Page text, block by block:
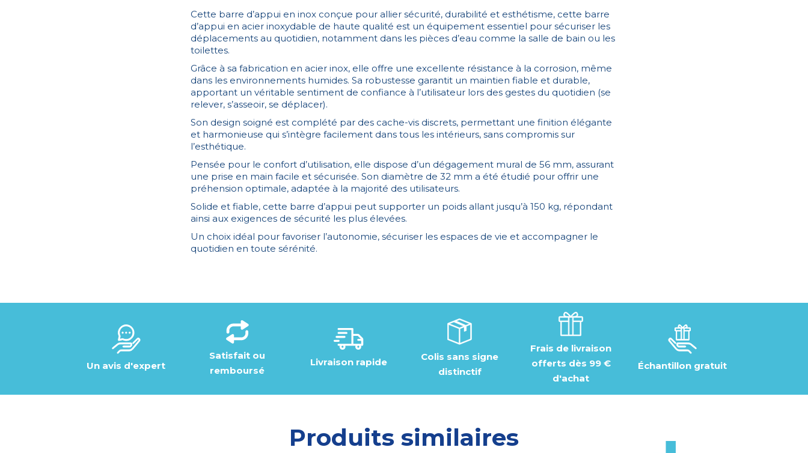
Cette barre d’appui en inox conçue pour allier sécurité, durabilité et esthétisme, cette barre
d’appui en acier inoxydable de haute qualité est un équipement essentiel pour sécuriser les
déplacements au quotidien, notamment dans les pièces d’eau comme la salle de bain ou les
toilettes.
Grâce à sa fabrication en acier inox, elle offre une excellente résistance à la corrosion, même
dans les environnements humides. Sa robustesse garantit un maintien fiable et durable,
apportant un véritable sentiment de confiance à l’utilisateur lors des gestes du quotidien (se
relever, s’asseoir, se déplacer).
Son design soigné est complété par des cache-vis discrets, permettant une finition élégante
et harmonieuse qui s’intègre facilement dans tous les intérieurs, sans compromis sur
l’esthétique.
Pensée pour le confort d’utilisation, elle dispose d’un dégagement mural de 56 mm, assurant
une prise en main facile et sécurisée. Son diamètre de 32 mm a été étudié pour offrir une
préhension optimale, adaptée à la majorité des utilisateurs.
Solide et fiable, cette barre d’appui peut supporter un poids allant jusqu’à 150 kg, répondant
ainsi aux exigences de sécurité les plus élevées.
Un choix idéal pour favoriser l’autonomie, sécuriser les espaces de vie et accompagner le
quotidien en toute sérénité.
Un avis d'expert
Satisfait ou
remboursé
Livraison rapide
Colis sans signe
distinctif
Frais de livraison
offerts dès 99 €
d'achat
Échantillon gratuit
Produits similaires